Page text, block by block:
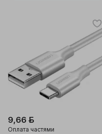
9,66 ƃ
Оплата частями